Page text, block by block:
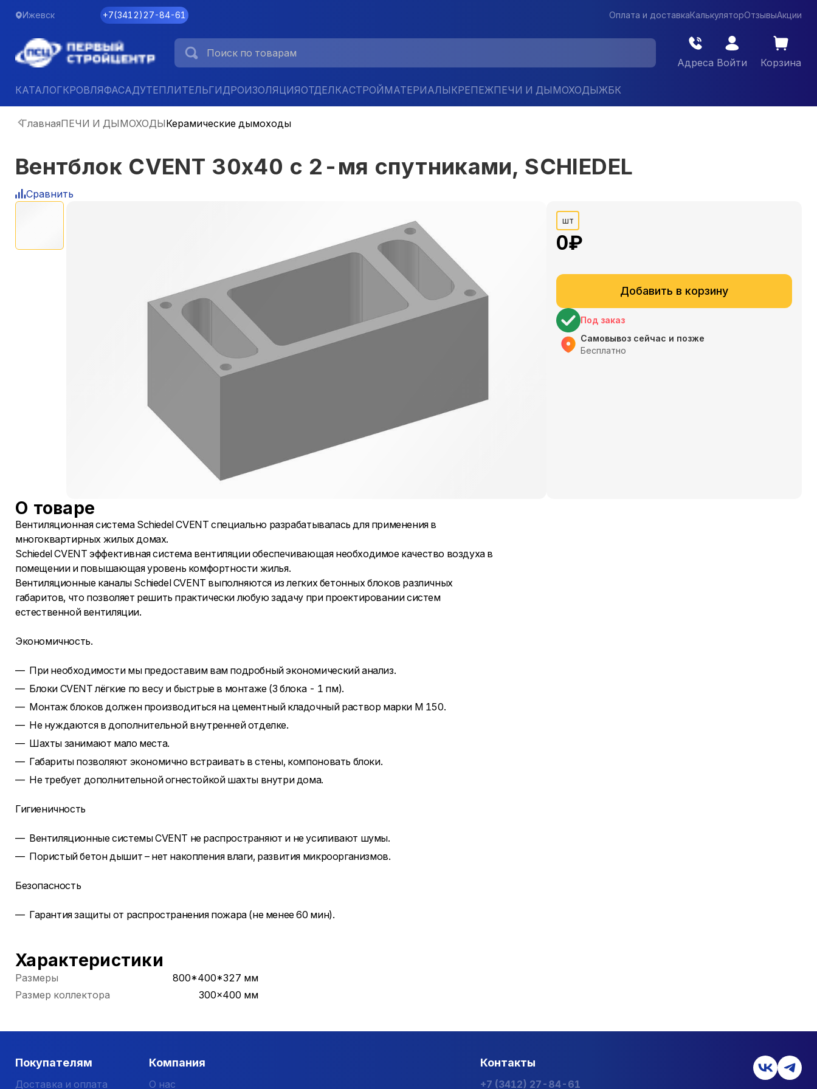
Ижевск +7(3412)27-84-61 Оплата и доставкаКалькуляторОтзывыАкции
Адреса Войти Корзина
КАТАЛОГКРОВЛЯФАСАДУТЕПЛИТЕЛЬГИДРОИЗОЛЯЦИЯОТДЕЛКАСТРОЙМАТЕРИАЛЫКРЕПЕЖПЕЧИ И ДЫМОХОДЫЖБК
ГлавнаяПЕЧИ И ДЫМОХОДЫКерамические дымоходы
Вентблок CVENT 30х40 с 2-мя спутниками, SCHIEDEL
Сравнить
шт
0₽
Добавить в корзину
Под заказ
Самовывоз сейчас и позже
Бесплатно
О товаре
Вентиляционная система Schiedel CVENT специально разрабатывалась для применения в
многоквартирных жилых домах.
Schiedel CVENT эффективная система вентиляции обеспечивающая необходимое качество воздуха в
помещении и повышающая уровень комфортности жилья.
Вентиляционные каналы Schiedel CVENT выполняются из легких бетонных блоков различных
габаритов, что позволяет решить практически любую задачу при проектировании систем
естественной вентиляции.
Экономичность.
При необходимости мы предоставим вам подробный экономический анализ.
Блоки CVENT лёгкие по весу и быстрые в монтаже (3 блока - 1 пм).
Монтаж блоков должен производиться на цементный кладочный раствор марки М 150.
Не нуждаются в дополнительной внутренней отделке.
Шахты занимают мало места.
Габариты позволяют экономично встраивать в стены, компоновать блоки.
Не требует дополнительной огнестойкой шахты внутри дома.
Гигиеничность
Вентиляционные системы CVENT не распространяют и не усиливают шумы.
Пористый бетон дышит – нет накопления влаги, развития микроорганизмов.
Безопасность
Гарантия защиты от распространения пожара (не менее 60 мин).
Характеристики
Размеры
800*400*327 мм
Размер коллектора
300x400 мм
Покупателям
Доставка и оплата
Компания
О нас
Контакты
+7 (3412) 27-84-61